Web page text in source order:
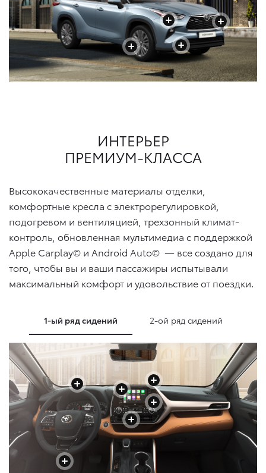
+ +
+
+
+
+
+
ИНТЕРЬЕР
ПРЕМИУМ-КЛАССА
Высококачественные материалы отделки,
комфортные кресла с электрорегулировкой,
подогревом и вентиляцией, трехзонный климат-
контроль, обновленная мультимедиа с поддержкой
Apple Carplay© и Android Auto© — все создано для
того, чтобы вы и ваши пассажиры испытывали
максимальный комфорт и удовольствие от поездки.
1-ый ряд сидений 2-ой ряд сидений
+
+
+
+
+
+
+
+
+